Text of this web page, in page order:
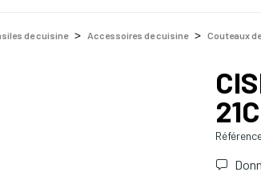
de cuisine Accessoires de cuisine Couteaux